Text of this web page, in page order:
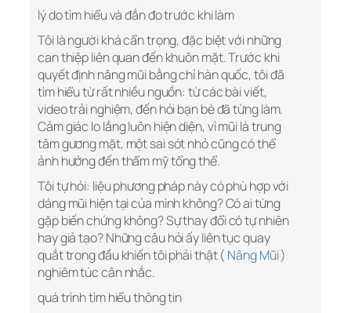
lý do tìm hiểu và đắn đo trước khi làm
Tôi là người khá cẩn trọng, đặc biệt với những
can thiệp liên quan đến khuôn mặt. Trước khi
quyết định nâng mũi bằng chỉ hàn quốc, tôi đã
tìm hiểu từ rất nhiều nguồn: từ các bài viết,
video trải nghiệm, đến hỏi bạn bè đã từng làm.
Cảm giác lo lắng luôn hiện diện, vì mũi là trung
tâm gương mặt, một sai sót nhỏ cũng có thể
ảnh hưởng đến thẩm mỹ tổng thể.
Tôi tự hỏi: liệu phương pháp này có phù hợp với
dáng mũi hiện tại của mình không? Có ai từng
gặp biến chứng không? Sự thay đổi có tự nhiên
hay giả tạo? Những câu hỏi ấy liên tục quay
quắt trong đầu khiến tôi phải thật ( Nâng Mũi)
nghiêm túc cân nhắc.
quá trình tìm hiểu thông tin